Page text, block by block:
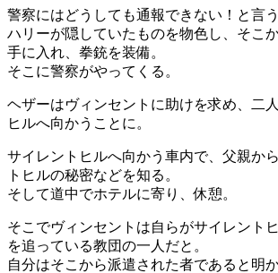
警察にはどうしても通報できない！と言う
ハリーが隠していたものを物色し、そこ
手に入れ、拳銃を装備。
そこに警察がやってくる。
ヘザーはヴィンセントに助けを求め、二
ヒルへ向かうことに。
サイレントヒルへ向かう車内で、父親か
トヒルの秘密などを知る。
そして道中でホテルに寄り、休憩。
そこでヴィンセントは自らがサイレント
を追っている教団の一人だと。
自分はそこから派遣された者であると明か